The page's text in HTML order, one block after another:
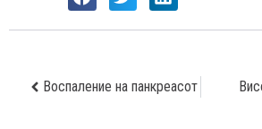
Воспаление на панкреасот